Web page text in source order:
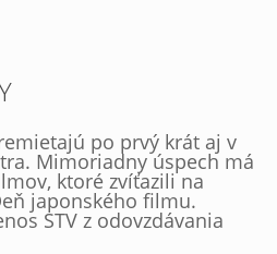
po prvý krát aj v
Mimoriadny úspech má
ktoré zvíťazili na
japonského filmu.
STV z odovzdávania